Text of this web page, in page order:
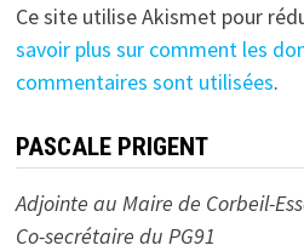
Ce site utilise Akismet pour
savoir plus sur comment les
commentaires sont utilisées.
PASCALE PRIGENT
Adjointe au Maire de Corbeil-
Co-secrétaire du PG91